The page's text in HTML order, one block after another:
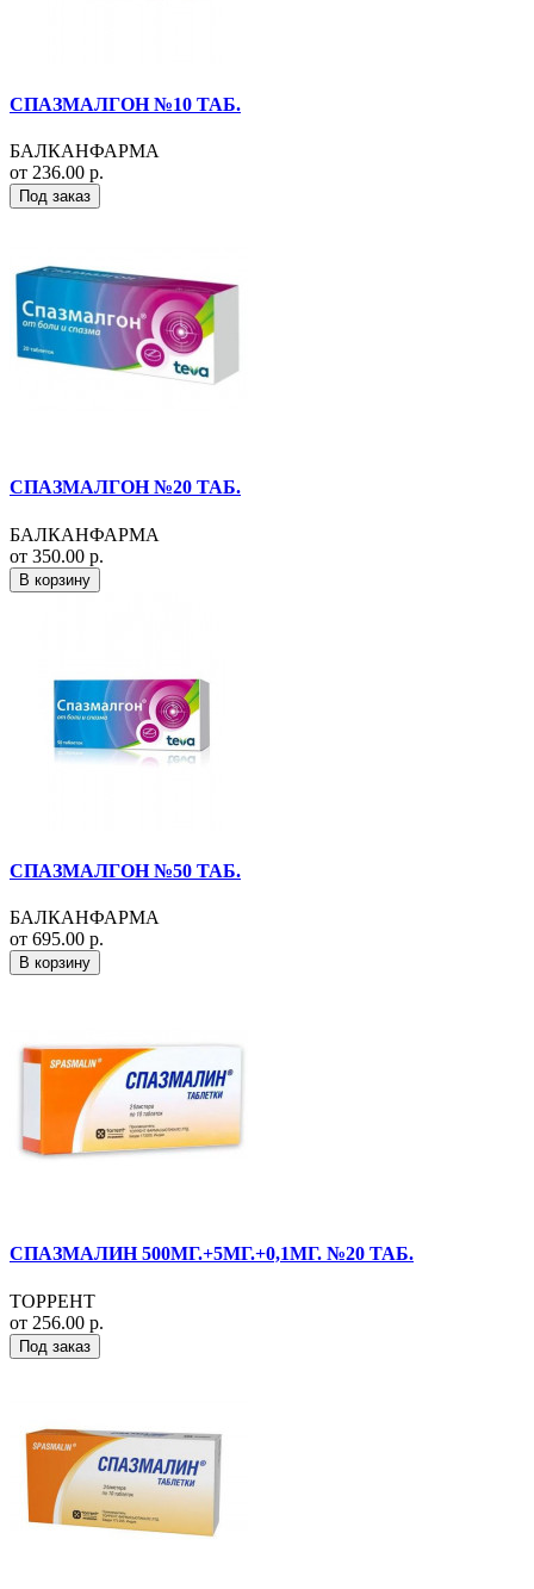
СПАЗМАЛГОН №10 ТАБ.
БАЛКАНФАРМА
от 236.00 р.
Под заказ
СПАЗМАЛГОН №20 ТАБ.
БАЛКАНФАРМА
от 350.00 р.
В корзину
СПАЗМАЛГОН №50 ТАБ.
БАЛКАНФАРМА
от 695.00 р.
В корзину
СПАЗМАЛИН 500МГ.+5МГ.+0,1МГ. №20 ТАБ.
ТОРРЕНТ
от 256.00 р.
Под заказ